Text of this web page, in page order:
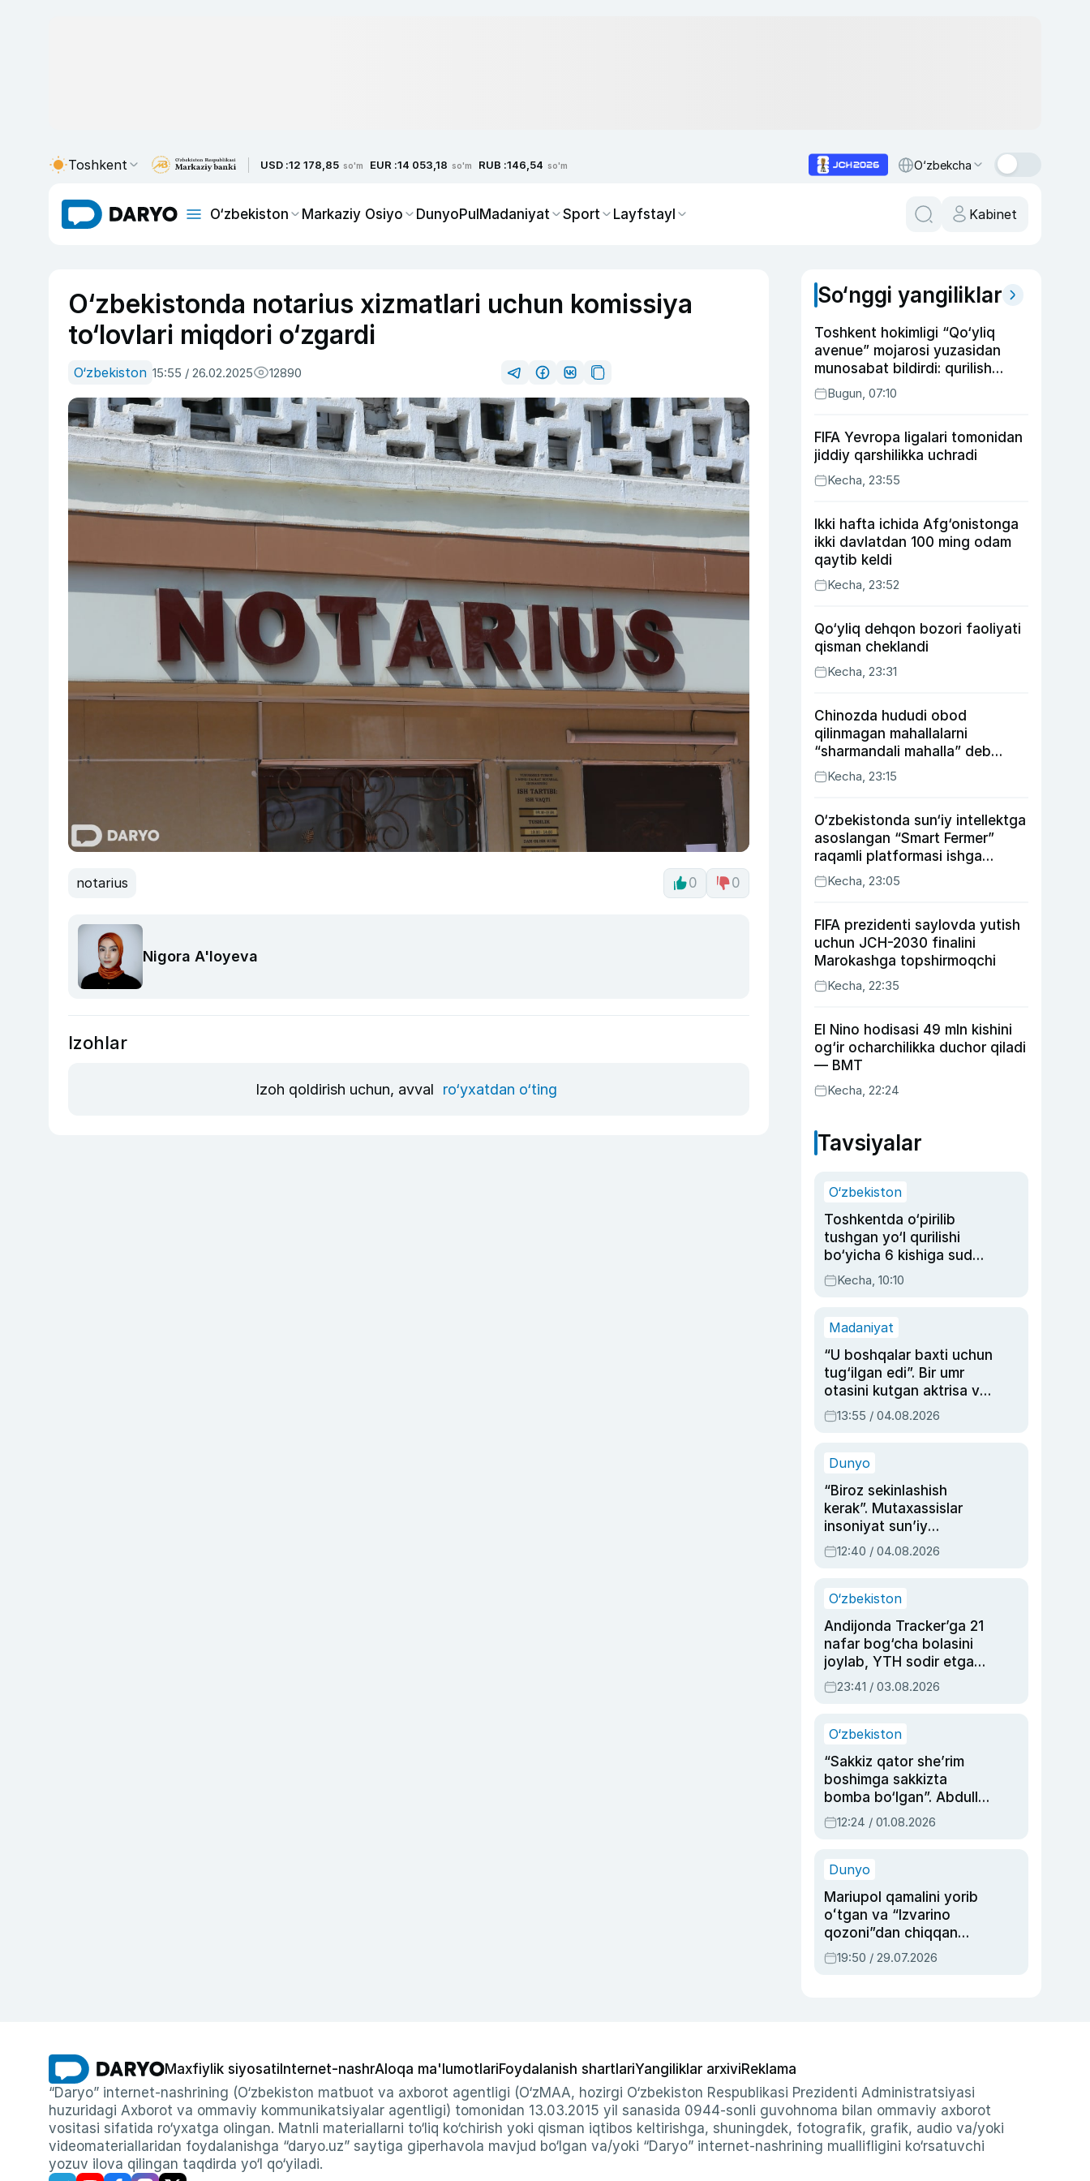
Toshkent USD :12 178,85 so'm EUR :14 053,18 so'm RUB :146,54 so'm O‘zbekcha
O‘zbekiston Markaziy Osiyo DunyoPulMadaniyat Sport Layfstayl Kabinet
O‘zbekistonda notarius xizmatlari uchun komissiya
to‘lovlari miqdori o‘zgardi
O‘zbekiston 15:55 / 26.02.2025 12890
notarius 0 0
Nigora A'loyeva
Izohlar
Izoh qoldirish uchun, avval ro‘yxatdan o‘ting
So‘nggi yangiliklar
Toshkent hokimligi “Qo‘yliq
avenue” mojarosi yuzasidan
munosabat bildirdi: qurilish
ishlarining 53 foizi yakunlangan
Bugun, 07:10
FIFA Yevropa ligalari tomonidan
jiddiy qarshilikka uchradi
Kecha, 23:55
Ikki hafta ichida Afg‘onistonga
ikki davlatdan 100 ming odam
qaytib keldi
Kecha, 23:52
Qo‘yliq dehqon bozori faoliyati
qisman cheklandi
Kecha, 23:31
Chinozda hududi obod
qilinmagan mahallalarni
“sharmandali mahalla” deb
belgilash boshlandi
Kecha, 23:15
O‘zbekistonda sun‘iy intellektga
asoslangan “Smart Fermer”
raqamli platformasi ishga
tushiriladi
Kecha, 23:05
FIFA prezidenti saylovda yutish
uchun JCH-2030 finalini
Marokashga topshirmoqchi
Kecha, 22:35
El Nino hodisasi 49 mln kishini
og‘ir ocharchilikka duchor qiladi
— BMT
Kecha, 22:24
Tavsiyalar
O‘zbekiston
Toshkentda o‘pirilib
tushgan yo‘l qurilishi
bo‘yicha 6 kishiga sud
hukmi o‘qildi
Kecha, 10:10
Madaniyat
“U boshqalar baxti uchun
tug‘ilgan edi”. Bir umr
otasini kutgan aktrisa va
dublyaj ustasi Rimma
Ahmedovaning
13:55 / 04.08.2026
Dunyo
“Biroz sekinlashish
kerak”. Mutaxassislar
insoniyat sun’iy
intellektni boshqara
olmay qolishidan xavotir
12:40 / 04.08.2026
O‘zbekiston
Andijonda Tracker’ga 21
nafar bog‘cha bolasini
joylab, YTH sodir etgan
ayolga sud hukmi o‘qildi
23:41 / 03.08.2026
O‘zbekiston
“Sakkiz qator she’rim
boshimga sakkizta
bomba bo‘lgan”. Abdulla
Oripovni siyosiy
ayblovlardan asrab
12:24 / 01.08.2026
Dunyo
Mariupol qamalini yorib
oʻtgan va “Izvarino
qozoni”dan chiqqan
qahramon — Ukraina
armiyasi bosh
19:50 / 29.07.2026
Maxfiylik siyosati Internet-nashrAloqa ma'lumotlariFoydalanish shartlariYangiliklar arxiviReklama
“Daryo” internet-nashrining (O‘zbekiston matbuot va axborot agentligi (O‘zMAA, hozirgi O‘zbekiston Respublikasi Prezidenti Administratsiyasi
huzuridagi Axborot va ommaviy kommunikatsiyalar agentligi) tomonidan 13.03.2015 yil sanasida 0944-sonli guvohnoma bilan ommaviy axborot
vositasi sifatida ro‘yxatga olingan. Matnli materiallarni to‘liq ko‘chirish yoki qisman iqtibos keltirishga, shuningdek, fotografik, grafik, audio va/yoki
videomateriallaridan foydalanishga “daryo.uz” saytiga giperhavola mavjud bo‘lgan va/yoki “Daryo” internet-nashrining muallifligini ko‘rsatuvchi
yozuv ilova qilingan taqdirda yo‘l qo‘yiladi.